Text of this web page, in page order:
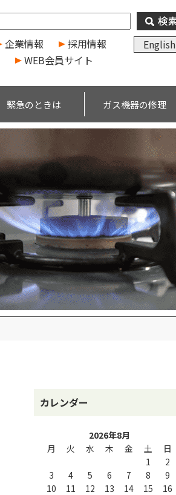
企業情報 採用情報
English
WEB会員サイト
緊急のときは ガス機器の修理
カレンダー
2026年8月
月
火 水 木 金 土 日
1
2
3
4 5 6 7 8
9
10
11 12 13 14 15
16